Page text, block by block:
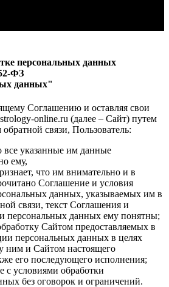
персональных данных
ФЗ
данных"
Соглашению и оставляя свои
online.ru (далее – Сайт) путем
связи, Пользователь:
все указанные им данные
ему,
что им внимательно и в
Соглашение и условия
данных, указываемых им в
связи, текст Соглашения и
персональных данных ему понятны;
Сайтом предоставляемых в
персональных данных в целях
ним и Сайтом настоящего
его последующего исполнения;
с условиями обработки
без оговорок и ограничений.